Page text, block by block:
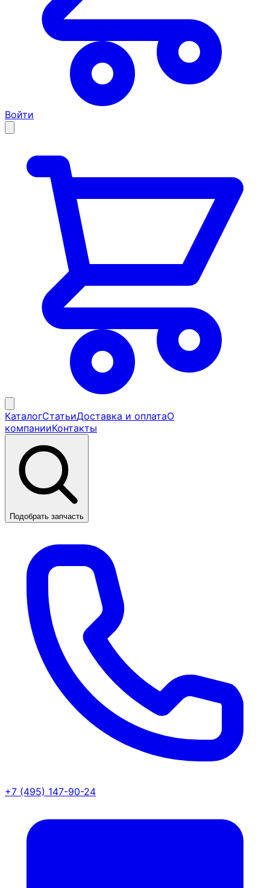
Войти
КаталогСтатьиДоставка и оплатаО
компанииКонтакты
Подобрать запчасть
+7 (495) 147-90-24